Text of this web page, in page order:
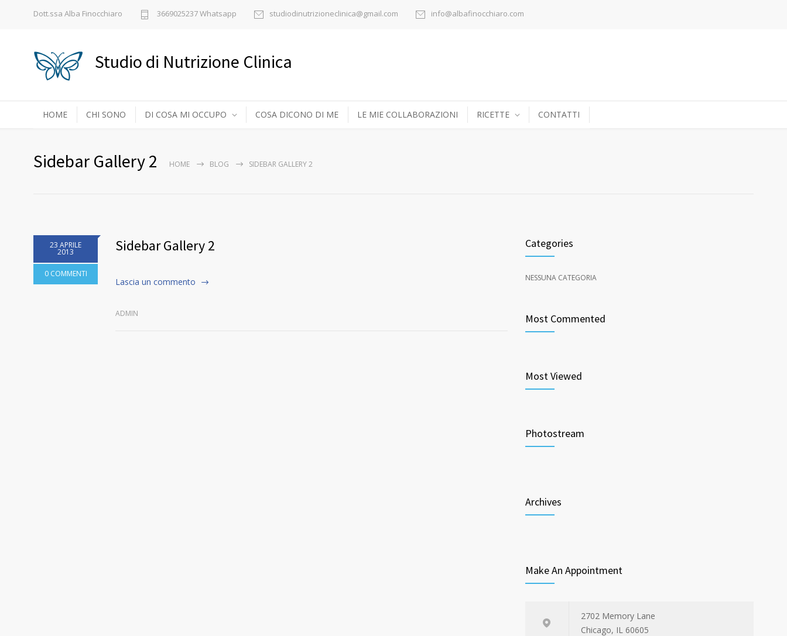
Dott.ssa Alba Finocchiaro 3669025237 Whatsapp studiodinutrizioneclinica@gmail.com info@albafinocchiaro.com
Studio di Nutrizione Clinica
HOME CHI SONO DI COSA MI OCCUPO COSA DICONO DI ME LE MIE COLLABORAZIONI RICETTE CONTATTI
Sidebar Gallery 2 HOME BLOG SIDEBAR GALLERY 2
23 APRILE
2013
0 COMMENTI
Sidebar Gallery 2
Lascia un commento
ADMIN
Categories
NESSUNA CATEGORIA
Most Commented
Most Viewed
Photostream
Archives
Make An Appointment
2702 Memory Lane
Chicago, IL 60605